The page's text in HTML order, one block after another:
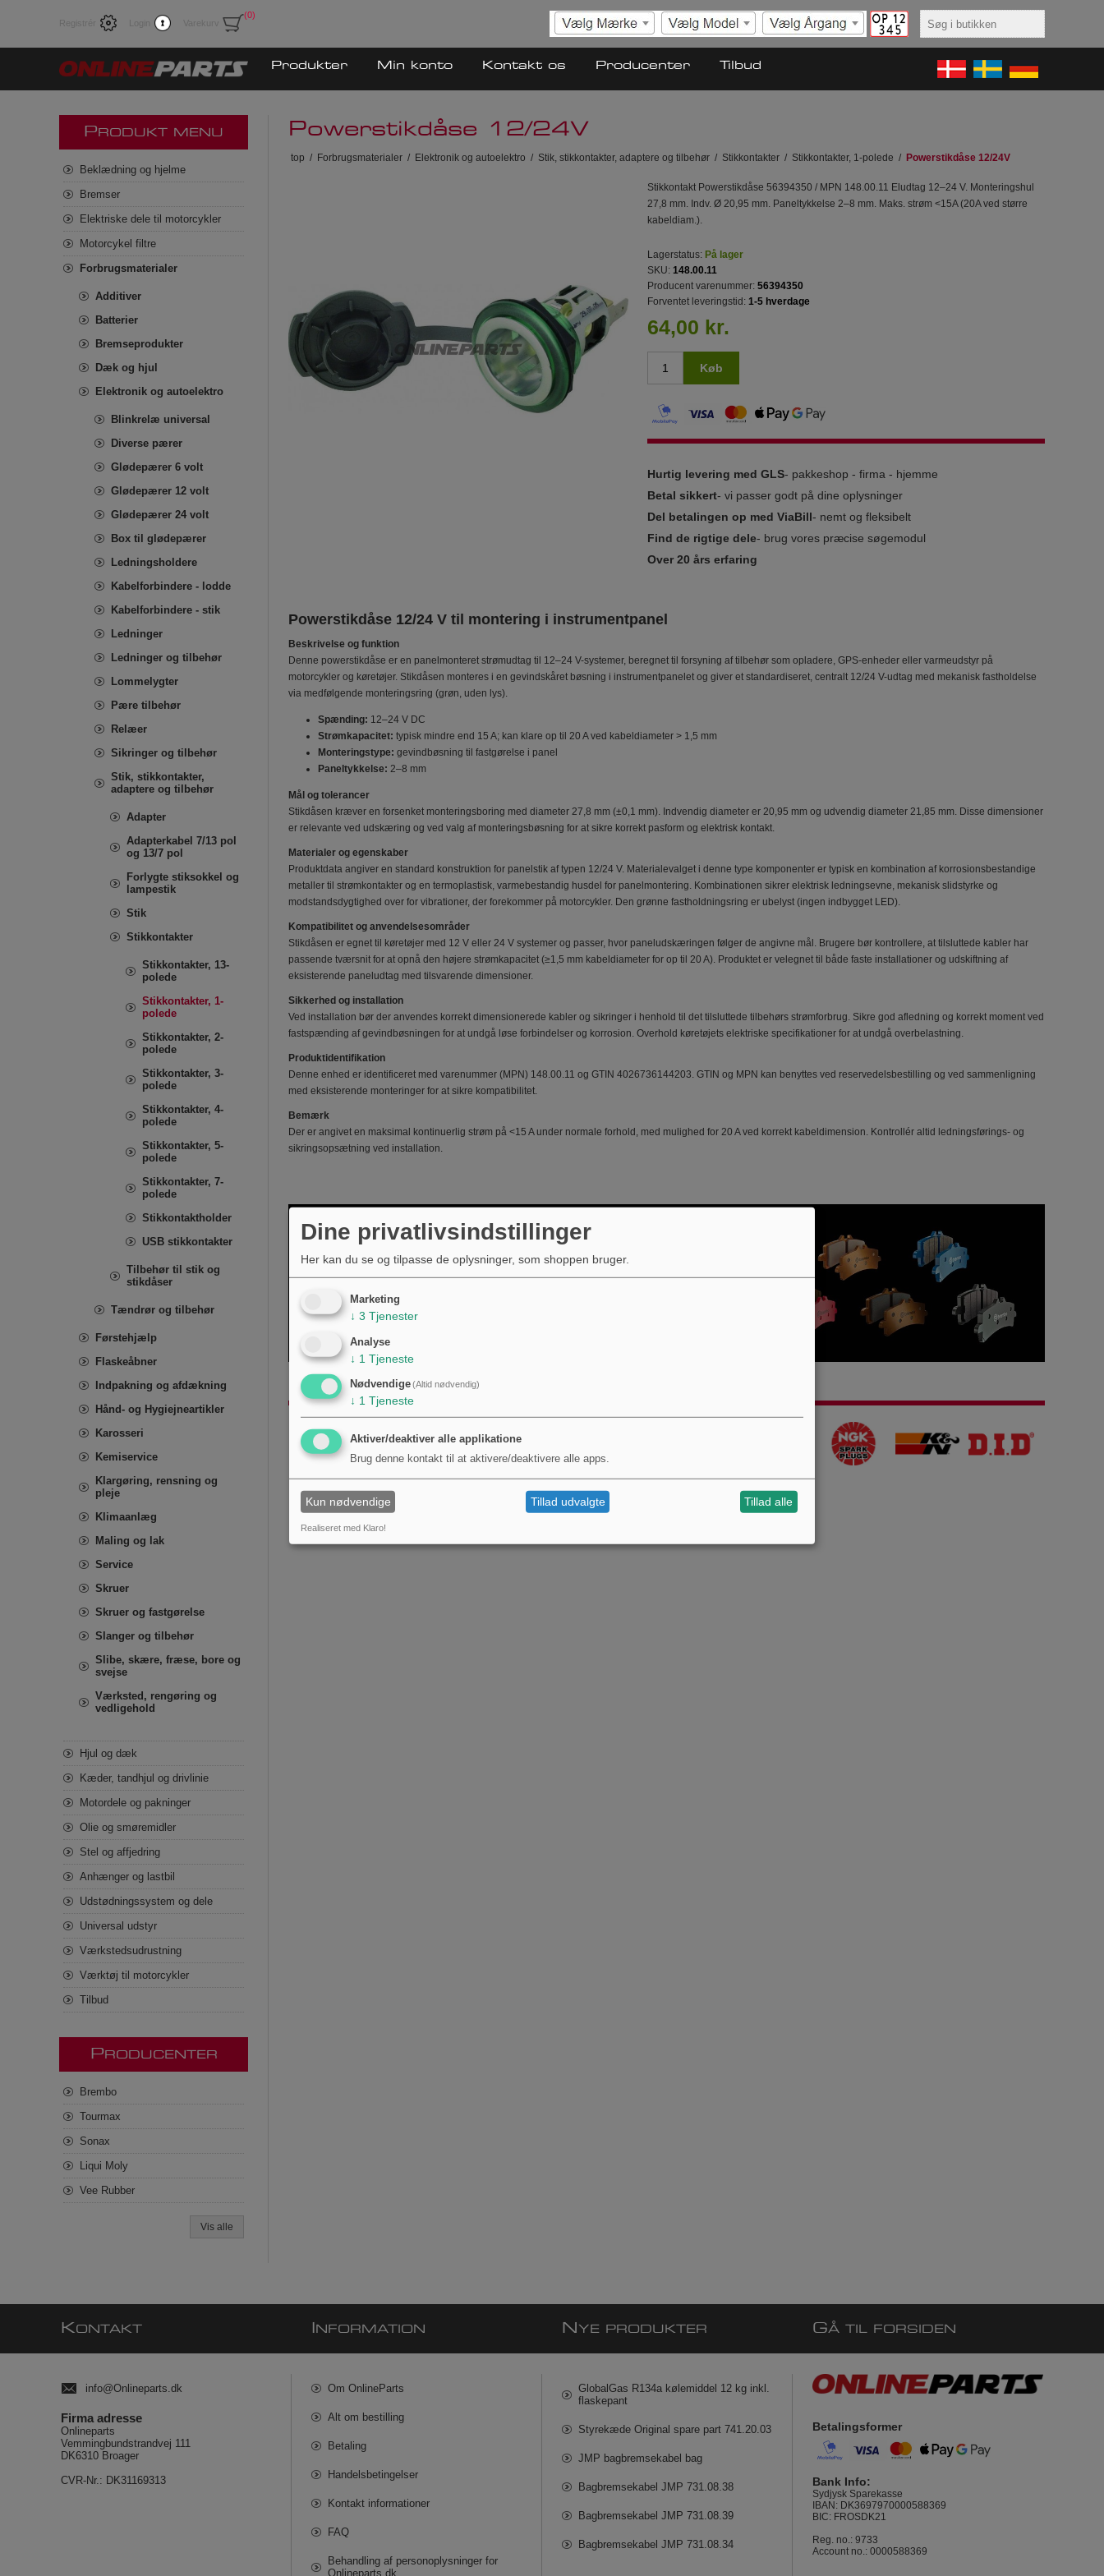
Registrér Login Varekurv
(0)
Produkter Min konto Kontakt os Producenter Tilbud
Powerstikdåse 12/24V
top / Forbrugsmaterialer / Elektronik og autoelektro / Stik, stikkontakter, adaptere og tilbehør / Stikkontakter / Stikkontakter, 1-polede / Powerstikdåse 12/24V
Stikkontakt Powerstikdåse 56394350 / MPN 148.00.11 Eludtag 12–24 V. Monteringshul
27,8 mm. Indv. Ø 20,95 mm. Paneltykkelse 2–8 mm. Maks. strøm <15A (20A ved større
kabeldiam.).
Lagerstatus: På lager
SKU: 148.00.11
Producent varenummer: 56394350
Forventet leveringstid: 1-5 hverdage
64,00 kr.
Køb
Hurtig levering med GLS- pakkeshop - firma - hjemme
Betal sikkert- vi passer godt på dine oplysninger
Del betalingen op med ViaBill- nemt og fleksibelt
Find de rigtige dele- brug vores præcise søgemodul
Over 20 års erfaring
Powerstikdåse 12/24 V til montering i instrumentpanel
Beskrivelse og funktion
Denne powerstikdåse er en panelmonteret strømudtag til 12–24 V-systemer, beregnet til forsyning af tilbehør som opladere, GPS-enheder eller varmeudstyr på
motorcykler og køretøjer. Stikdåsen monteres i en gevindskåret bøsning i instrumentpanelet og giver et standardiseret, centralt 12/24 V-udtag med mekanisk fastholdelse
via medfølgende monteringsring (grøn, uden lys).
Spænding: 12–24 V DC
Strømkapacitet: typisk mindre end 15 A; kan klare op til 20 A ved kabeldiameter > 1,5 mm
Monteringstype: gevindbøsning til fastgørelse i panel
Paneltykkelse: 2–8 mm
Mål og tolerancer
Stikdåsen kræver en forsenket monteringsboring med diameter 27,8 mm (±0,1 mm). Indvendig diameter er 20,95 mm og udvendig diameter 21,85 mm. Disse dimensioner
er relevante ved udskæring og ved valg af monteringsbøsning for at sikre korrekt pasform og elektrisk kontakt.
Materialer og egenskaber
Produktdata angiver en standard konstruktion for panelstik af typen 12/24 V. Materialevalget i denne type komponenter er typisk en kombination af korrosionsbestandige
metaller til strømkontakter og en termoplastisk, varmebestandig husdel for panelmontering. Kombinationen sikrer elektrisk ledningsevne, mekanisk slidstyrke og
modstandsdygtighed over for vibrationer, der forekommer på motorcykler. Den grønne fastholdningsring er ubelyst (ingen indbygget LED).
Kompatibilitet og anvendelsesområder
Stikdåsen er egnet til køretøjer med 12 V eller 24 V systemer og passer, hvor paneludskæringen følger de angivne mål. Brugere bør kontrollere, at tilsluttede kabler har
passende tværsnit for at opnå den højere strømkapacitet (≥1,5 mm kabeldiameter for op til 20 A). Produktet er velegnet til både faste installationer og udskiftning af
eksisterende paneludtag med tilsvarende dimensioner.
Sikkerhed og installation
Ved installation bør der anvendes korrekt dimensionerede kabler og sikringer i henhold til det tilsluttede tilbehørs strømforbrug. Sikre god afledning og korrekt moment ved
fastspænding af gevindbøsningen for at undgå løse forbindelser og korrosion. Overhold køretøjets elektriske specifikationer for at undgå overbelastning.
Produktidentifikation
Denne enhed er identificeret med varenummer (MPN) 148.00.11 og GTIN 4026736144203. GTIN og MPN kan benyttes ved reservedelsbestilling og ved sammenligning
med eksisterende monteringer for at sikre kompatibilitet.
Bemærk
Der er angivet en maksimal kontinuerlig strøm på <15 A under normale forhold, med mulighed for 20 A ved korrekt kabeldimension. Kontrollér altid ledningsførings- og
sikringsopsætning ved installation.
P RODUKT MENU
Beklædning og hjelme
Bremser
Elektriske dele til motorcykler
Motorcykel filtre
Forbrugsmaterialer
Additiver
Batterier
Bremseprodukter
Dæk og hjul
Elektronik og autoelektro
Blinkrelæ universal
Diverse pærer
Glødepærer 6 volt
Glødepærer 12 volt
Glødepærer 24 volt
Box til glødepærer
Ledningsholdere
Kabelforbindere - lodde
Kabelforbindere - stik
Ledninger
Ledninger og tilbehør
Lommelygter
Pære tilbehør
Relæer
Sikringer og tilbehør
Stik, stikkontakter,
adaptere og tilbehør
Adapter
Adapterkabel 7/13 pol
og 13/7 pol
Forlygte stiksokkel og
lampestik
Stik
Stikkontakter
Stikkontakter, 13-
polede
Stikkontakter, 1-
polede
Stikkontakter, 2-
polede
Stikkontakter, 3-
polede
Stikkontakter, 4-
polede
Stikkontakter, 5-
polede
Stikkontakter, 7-
polede
Stikkontaktholder
USB stikkontakter
Tilbehør til stik og
stikdåser
Tændrør og tilbehør
Førstehjælp
Flaskeåbner
Indpakning og afdækning
Hånd- og Hygiejneartikler
Karosseri
Kemiservice
Klargøring, rensning og
pleje
Klimaanlæg
Maling og lak
Service
Skruer
Skruer og fastgørelse
Slanger og tilbehør
Slibe, skære, fræse, bore og
svejse
Værksted, rengøring og
vedligehold
Hjul og dæk
Kæder, tandhjul og drivlinie
Motordele og pakninger
Olie og smøremidler
Stel og affjedring
Anhænger og lastbil
Udstødningssystem og dele
Universal udstyr
Værkstedsudrustning
Værktøj til motorcykler
Tilbud
P RODUCENTER
Brembo
Tourmax
Sonax
Liqui Moly
Vee Rubber
Vis alle
KONTAKT
info@Onlineparts.dk
Firma adresse
Onlineparts
Vemmingbundstrandvej 111
DK6310 Broager
CVR-Nr.: DK31169313
NFORMATION
Om OnlineParts
Alt om bestilling
Betaling
Handelsbetingelser
Kontakt informationer
FAQ
Behandling af personoplysninger for
Onlineparts.dk
N YE PRODUKTER
GlobalGas R134a kølemiddel 12 kg inkl.
flaskepant
Styrekæde Original spare part 741.20.03
JMP bagbremsekabel bag
Bagbremsekabel JMP 731.08.38
Bagbremsekabel JMP 731.08.39
Bagbremsekabel JMP 731.08.34
GÅ TIL FORSIDEN
Betalingsformer
Bank Info:
Sydjysk Sparekasse
IBAN: DK3697970000588369
BIC: FROSDK21
Reg. no.: 9733
Account no.: 0000588369
Dine privatlivsindstillinger
Her kan du se og tilpasse de oplysninger, som shoppen bruger.
Marketing
↓ 3 Tjenester
Analyse
↓ 1 Tjeneste
Nødvendige(Altid nødvendig)
↓ 1 Tjeneste
Aktiver/deaktiver alle applikatione
Brug denne kontakt til at aktivere/deaktivere alle apps.
Kun nødvendige Tillad udvalgte Tillad alle
Realiseret med Klaro!